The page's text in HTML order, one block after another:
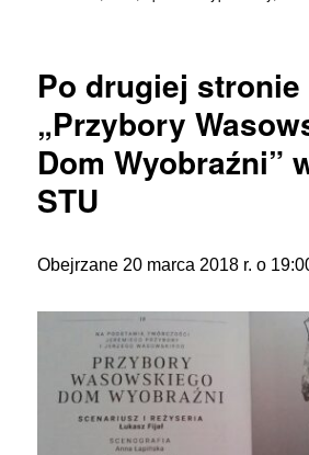
Po drugiej stronie
„Przybory
Dom Wyobraźni”
STU
Obejrzane 20 marca 2018 r. o